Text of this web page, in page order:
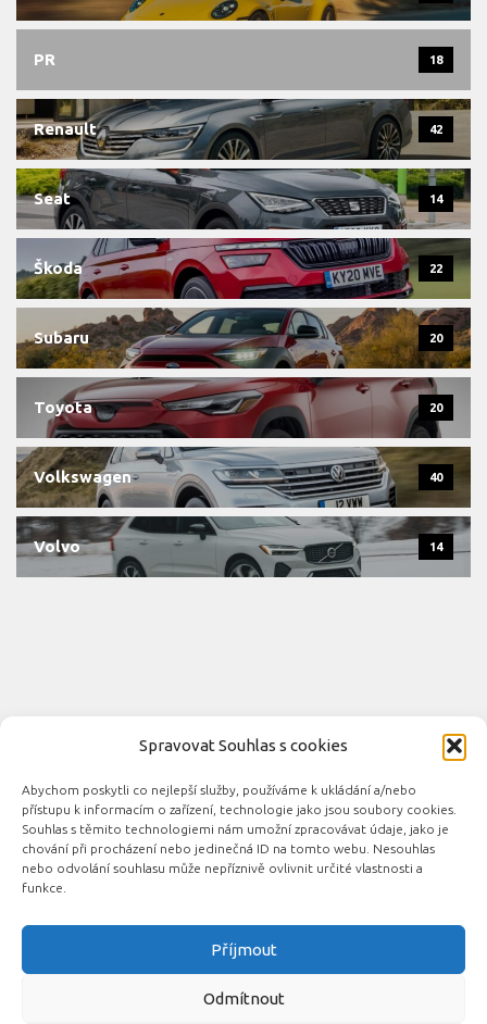
Spravovat Souhlas s cookies
Abychom poskytli co nejlepší služby, používáme k ukládání a/nebo
přístupu k informacím o zařízení, technologie jako jsou soubory cookies.
Souhlas s těmito technologiemi nám umožní zpracovávat údaje, jako je
chování při procházení nebo jedinečná ID na tomto webu. Nesouhlas
nebo odvolání souhlasu může nepříznivě ovlivnit určité vlastnosti a
funkce.
Příjmout
Odmítnout
PR 18
Renault 42
Seat 14
Škoda 22
Subaru 20
Toyota 20
Volkswagen 40
Volvo 14
Novinky automobilového průmyslu © 2026. Všechna práva
vyhrazena.
Podporováno - Designed with the
Související automobilové magazíny:
Auta.eu DotekSlova.cz